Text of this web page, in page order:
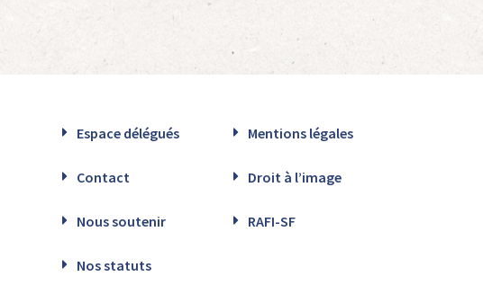
Espace délégués Mentions légales
Contact Droit à l’image
Nous soutenir RAFI-SF
Nos statuts